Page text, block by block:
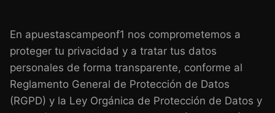
En apuestascampeonf1 nos comprometemos a
proteger tu privacidad y a tratar tus datos
personales de forma transparente, conforme al
Reglamento General de Protección de Datos
(RGPD) y la Ley Orgánica de Protección de Datos y